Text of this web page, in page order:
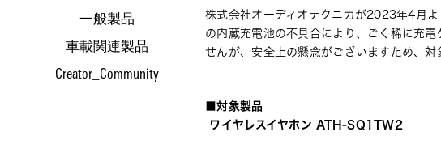
一般製品
車載関連製品
Creator_Community
株式会社オーディオテクニカが2023年4月
の内蔵充電池の不具合により、ごく稀に充電
せんが、安全上の懸念がございますため、対
■対象製品
ワイヤレスイヤホン ATH-SQ1TW2